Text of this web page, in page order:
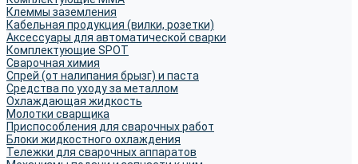
Клеммы заземления
Кабельная продукция (вилки, розетки)
Аксессуары для автоматической сварки
Комплектующие SPOT
Сварочная химия
Спрей (от налипания брызг) и паста
Средства по уходу за металлом
Охлаждающая жидкость
Молотки сварщика
Приспособления для сварочных работ
Блоки жидкостного охлаждения
Тележки для сварочных аппаратов